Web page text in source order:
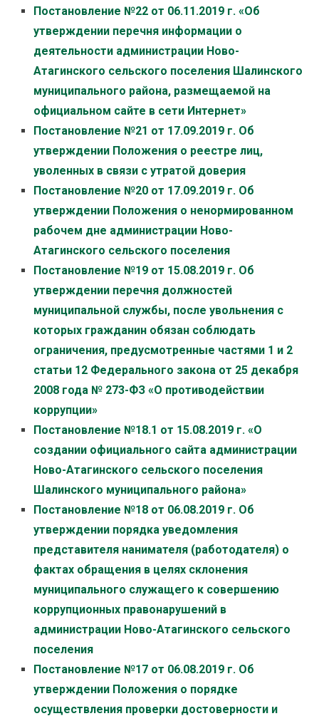
Постановление №22 от 06.11.2019 г. «Об
утверждении перечня информации о
деятельности администрации Ново-
Атагинского сельского поселения Шалинского
муниципального района, размещаемой на
официальном сайте в сети Интернет»
Постановление №21 от 17.09.2019 г. Об
утверждении Положения о реестре лиц,
уволенных в связи с утратой доверия
Постановление №20 от 17.09.2019 г. Об
утверждении Положения о ненормированном
рабочем дне администрации Ново-
Атагинского сельского поселения
Постановление №19 от 15.08.2019 г. Об
утверждении перечня должностей
муниципальной службы, после увольнения с
которых гражданин обязан соблюдать
ограничения, предусмотренные частями 1 и 2
статьи 12 Федерального закона от 25 декабря
2008 года № 273-ФЗ «О противодействии
коррупции»
Постановление №18.1 от 15.08.2019 г. «О
создании официального сайта администрации
Ново-Атагинского сельского поселения
Шалинского муниципального района»
Постановление №18 от 06.08.2019 г. Об
утверждении порядка уведомления
представителя нанимателя (работодателя) о
фактах обращения в целях склонения
муниципального служащего к совершению
коррупционных правонарушений в
администрации Ново-Атагинского сельского
поселения
Постановление №17 от 06.08.2019 г. Об
утверждении Положения о порядке
осуществления проверки достоверности и